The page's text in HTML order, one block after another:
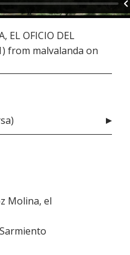
EL OFICIO DEL
from malvalanda on
Molina, el